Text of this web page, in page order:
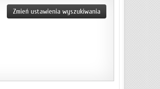
Zmień ustawienia wyszukiwania